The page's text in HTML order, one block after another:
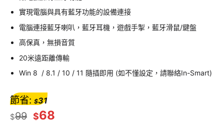
​實現電腦與具有藍牙功能的設備連接
電腦連接藍牙喇叭，藍牙耳機，遊戲手掣，藍牙滑鼠/鍵盤
高保真，無損音質
20米遠距離傳輸
Win 8 / 8.1 / 10 / 11 隨插即用 (如不懂設定，請聯絡In-Smart)
$99 $68
節省: $31